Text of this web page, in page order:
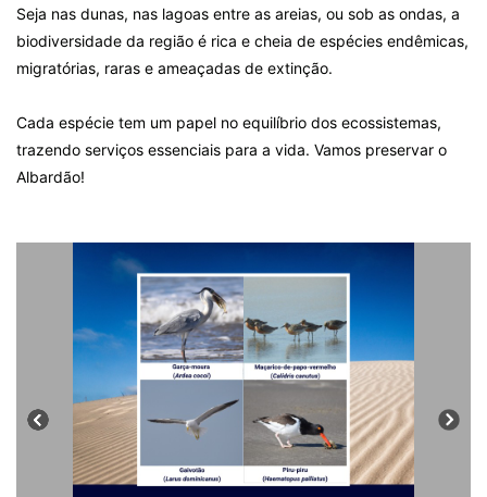
Seja nas dunas, nas lagoas entre as areias, ou sob as ondas, a
biodiversidade da região é rica e cheia de espécies endêmicas,
migratórias, raras e ameaçadas de extinção.
Cada espécie tem um papel no equilíbrio dos ecossistemas,
trazendo serviços essenciais para a vida. Vamos preservar o
Albardão!